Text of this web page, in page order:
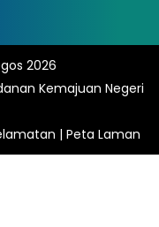
2026
Kemajuan Negeri
| Peta Laman